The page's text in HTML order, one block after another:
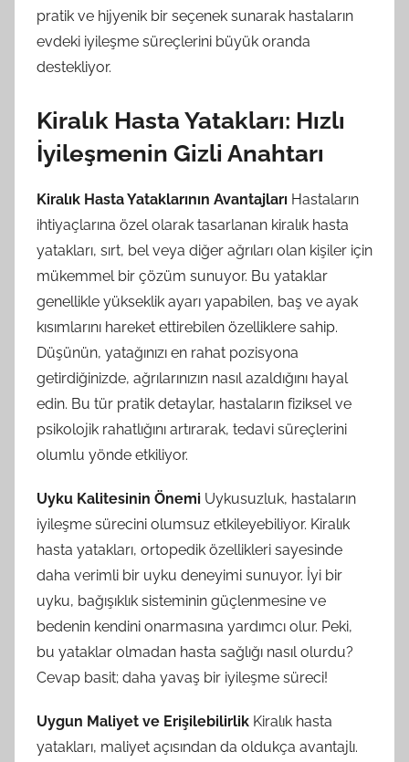
pratik ve hijyenik bir seçenek sunarak hastaların
evdeki iyileşme süreçlerini büyük oranda
destekliyor.
Kiralık Hasta Yatakları: Hızlı
İyileşmenin Gizli Anahtarı
Kiralık Hasta Yataklarının Avantajları Hastaların
ihtiyaçlarına özel olarak tasarlanan kiralık hasta
yatakları, sırt, bel veya diğer ağrıları olan kişiler için
mükemmel bir çözüm sunuyor. Bu yataklar
genellikle yükseklik ayarı yapabilen, baş ve ayak
kısımlarını hareket ettirebilen özelliklere sahip.
Düşünün, yatağınızı en rahat pozisyona
getirdiğinizde, ağrılarınızın nasıl azaldığını hayal
edin. Bu tür pratik detaylar, hastaların fiziksel ve
psikolojik rahatlığını artırarak, tedavi süreçlerini
olumlu yönde etkiliyor.
Uyku Kalitesinin Önemi Uykusuzluk, hastaların
iyileşme sürecini olumsuz etkileyebiliyor. Kiralık
hasta yatakları, ortopedik özellikleri sayesinde
daha verimli bir uyku deneyimi sunuyor. İyi bir
uyku, bağışıklık sisteminin güçlenmesine ve
bedenin kendini onarmasına yardımcı olur. Peki,
bu yataklar olmadan hasta sağlığı nasıl olurdu?
Cevap basit; daha yavaş bir iyileşme süreci!
Uygun Maliyet ve Erişilebilirlik Kiralık hasta
yatakları, maliyet açısından da oldukça avantajlı.